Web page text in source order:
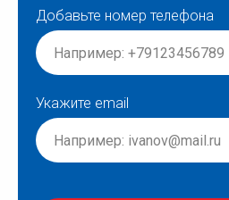
Добавьте номер телефона
Укажите email